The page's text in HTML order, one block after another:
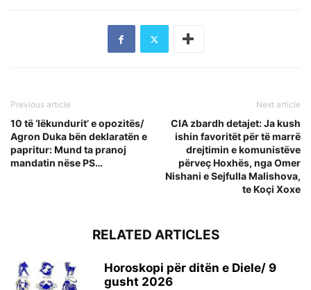
Previous article
10 të ‘lëkundurit’ e opozitës/
Agron Duka bën deklaratën e
papritur: Mund ta pranoj
mandatin nëse PS…
Next article
CIA zbardh detajet: Ja kush
ishin favoritët për të marrë
drejtimin e komunistëve
përveç Hoxhës, nga Omer
Nishani e Sejfulla Malishova,
te Koçi Xoxe
RELATED ARTICLES
Horoskopi për ditën e Diele/ 9
gusht 2026